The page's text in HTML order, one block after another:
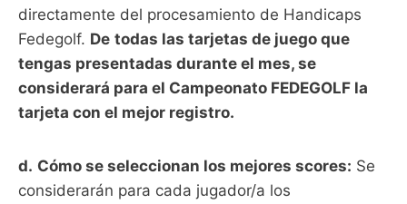
directamente del procesamiento de Handicaps
Fedegolf. De todas las tarjetas de juego que
tengas presentadas durante el mes, se
considerará para el Campeonato FEDEGOLF la
tarjeta con el mejor registro.
d. Cómo se seleccionan los mejores scores: Se
considerarán para cada jugador/a los